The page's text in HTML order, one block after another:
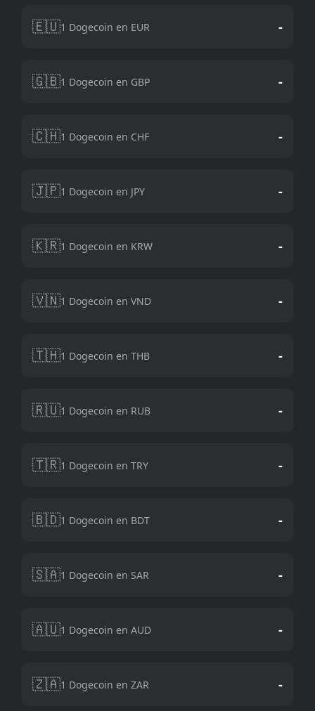
🇪🇺1 Dogecoin en EUR -
🇬🇧1 Dogecoin en GBP -
🇨🇭1 Dogecoin en CHF -
🇯🇵1 Dogecoin en JPY -
🇰🇷1 Dogecoin en KRW -
🇻🇳1 Dogecoin en VND -
🇹🇭1 Dogecoin en THB -
🇷🇺1 Dogecoin en RUB -
🇹🇷1 Dogecoin en TRY -
🇧🇩1 Dogecoin en BDT -
🇸🇦1 Dogecoin en SAR -
🇦🇺1 Dogecoin en AUD -
🇿🇦1 Dogecoin en ZAR -